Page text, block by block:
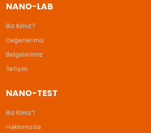
NANO-LAB
Biz Kimiz?
Değerlerimiz
Belgelerimiz
İletişim
NANO-TEST
Biz Kimiz?
Hakkımızda